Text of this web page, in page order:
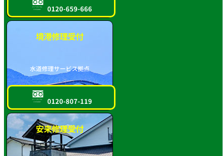
フリーダイヤル
スマホOK!! 0120-659-666
境港修理受付
水道修理サービス拠点
フリーダイヤル
スマホOK!! 0120-807-119
安来修理受付